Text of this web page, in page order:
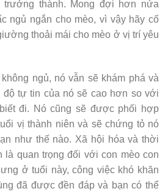
trưởng thành. Mong đợi hơn nửa
ngủ ngắn cho mèo, vì vậy hãy cố
thoải mái cho mèo ở vị trí yêu
ngủ, nó vẫn sẽ khám phá và
tự tin của nó sẽ cao hơn so với
đi. Nó cũng sẽ được phối hợp
vị thành niên và sẽ chứng tỏ nó
như thế nào. Xã hội hóa và thời
là quan trọng đối với con mèo con
ở tuổi này, công việc khó khăn
đã được đền đáp và bạn có thể